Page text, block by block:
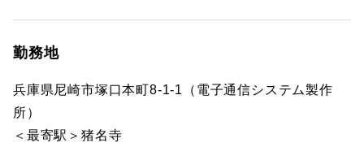
勤務地
兵庫県尼崎市塚口本町8-1-1（電子通信システム製作
所）
＜最寄駅＞猪名寺